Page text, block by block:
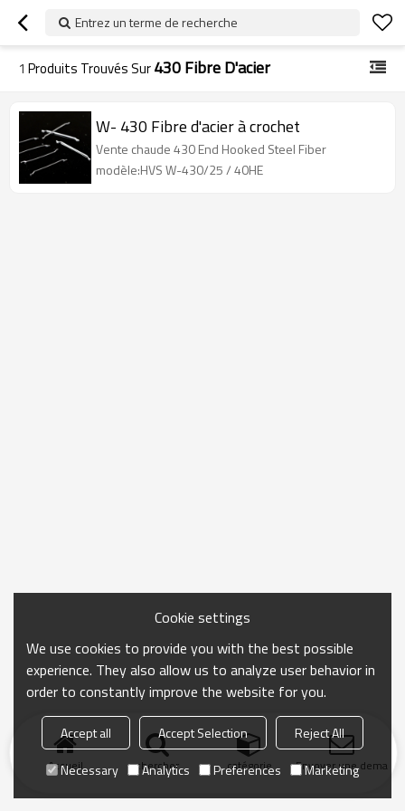
Entrez un terme de recherche
1 Produits Trouvés Sur430 Fibre D'acier
W- 430 Fibre d'acier à crochet
Vente chaude 430 End Hooked Steel Fiber
modèle:HVS W-430/25 / 40HE
Accueil chercher catégorie Envoyer une
Cookie settings
We use cookies to provide you with the best possible
experience. They also allow us to analyze user behavior in
order to constantly improve the website for you.
Accept all Accept Selection
Reject All
Necessary
Analytics Preferences Marketing